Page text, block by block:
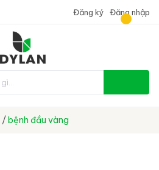
Đăng ký Đăng nhập
/bệnh đầu vàng